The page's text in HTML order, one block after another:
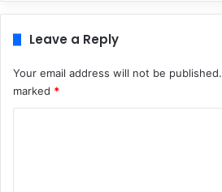
Leave a Reply
Your email address will not be published.
marked *